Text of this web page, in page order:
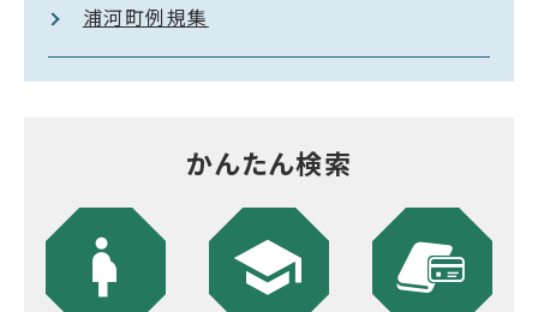
浦河町例規集
かんたん検索